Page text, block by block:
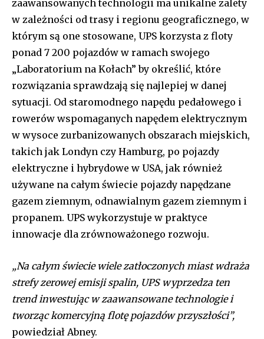
zaawansowanych technologii ma unikalne zalety
w zależności od trasy i regionu geograficznego, w
którym są one stosowane, UPS korzysta z floty
ponad 7 200 pojazdów w ramach swojego
„Laboratorium na Kołach” by określić, które
rozwiązania sprawdzają się najlepiej w danej
sytuacji. Od staromodnego napędu pedałowego i
rowerów wspomaganych napędem elektrycznym
w wysoce zurbanizowanych obszarach miejskich,
takich jak Londyn czy Hamburg, po pojazdy
elektryczne i hybrydowe w USA, jak również
używane na całym świecie pojazdy napędzane
gazem ziemnym, odnawialnym gazem ziemnym i
propanem. UPS wykorzystuje w praktyce
innowacje dla zrównoważonego rozwoju.
„Na całym świecie wiele zatłoczonych miast wdraża
strefy zerowej emisji spalin, UPS wyprzedza ten
trend inwestując w zaawansowane technologie i
tworząc komercyjną flotę pojazdów przyszłości”,
powiedział Abney.